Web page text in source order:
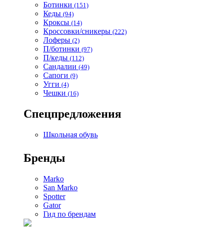
Ботинки (151)
Кеды (94)
Кроксы (14)
Кроссовки/сникеры (222)
Лоферы (2)
П/ботинки (97)
П/кеды (112)
Сандалии (49)
Сапоги (9)
Угги (4)
Чешки (16)
Спецпредложения
Школьная обувь
Бренды
Marko
San Marko
Spotter
Gator
Гид по брендам